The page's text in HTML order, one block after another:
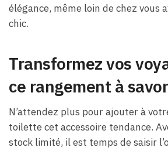
élégance, même loin de chez vous
chic.
Transformez vos
ce rangement à
N’attendez plus pour ajouter à
toilette cet accessoire tendance.
stock limité, il est temps de saisir